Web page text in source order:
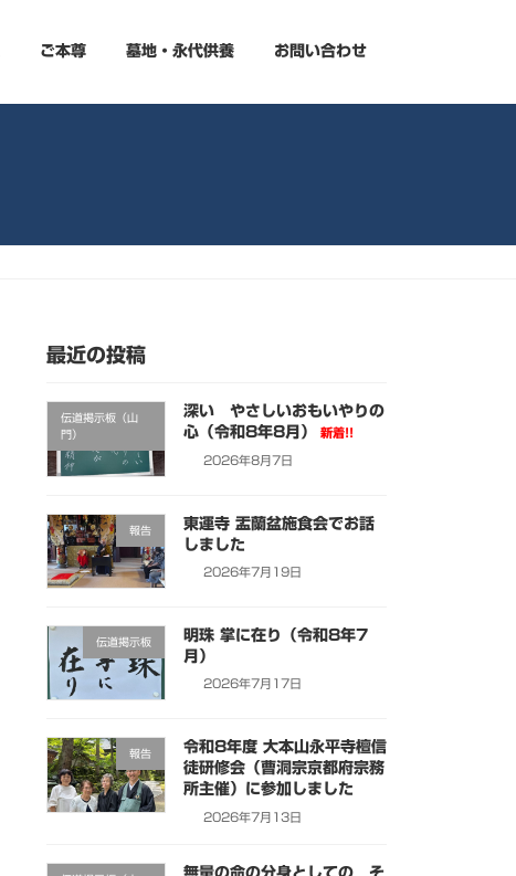
ご本尊 墓地・永代供養 お問い合わせ
最近の投稿
伝道掲示板（山
門）
深い やさしいおもいやりの
心（令和8年8月）
新着!!
2026年8月7日
報告
東運寺 盂蘭盆施食会でお話
しました
2026年7月19日
伝道掲示板
明珠 掌に在り（令和8年7
月）
2026年7月17日
報告
令和8年度 大本山永平寺檀信
徒研修会（曹洞宗京都府宗務
所主催）に参加しました
2026年7月13日
無量の命の分身としての そ